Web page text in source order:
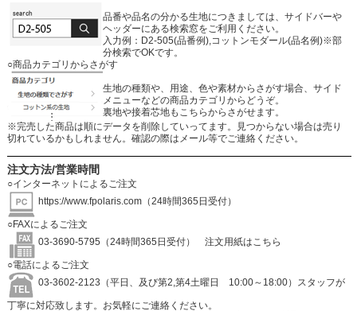
品番や品名の分かる生地につきましては、サイドバーや
ヘッダーにある検索窓をご利用ください。
入力例：D2-505(品番例),コットンモダール(品名例)※部
分検索でOKです。
○商品カテゴリからさがす
生地の種類や、用途、色や素材からさがす場合、サイド
メニューなどの商品カテゴリからどうぞ。
裏地や接着芯地もこちらからさがせます。
※完売した商品は順にデータを削除していってます。見つからない場合は売り
切れているかもしれません。確認の際はメール等でご連絡ください。
注文方法/営業時間
○インターネットによるご注文
https://www.fpolaris.com（24時間365日受付）
○FAXによるご注文
03-3690-5795（24時間365日受付）
注文用紙はこちら
○電話によるご注文
03-3602-2123（平日、及び第2,第4土曜日 10:00～18:00）スタッフが
丁寧に対応致します。お気軽にご連絡ください。